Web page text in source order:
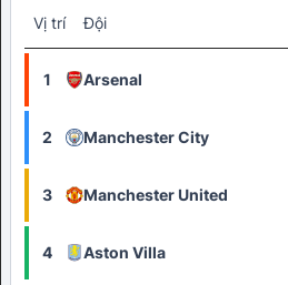
Vị trí Đội
1 Arsenal
2 Manchester City
3 Manchester United
4 Aston Villa